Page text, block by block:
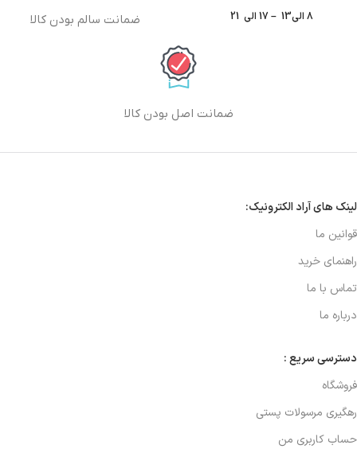
8 الی13 – 17 الی 21 ضمانت سالم بودن کالا
ضمانت اصل بودن کالا
لینک های آراد الکترونیک:
قوانین ما
راهنمای خرید
تماس با ما
درباره ما
دسترسی سریع :
فروشگاه
رهگیری مرسولات پستی
حساب کاربری من